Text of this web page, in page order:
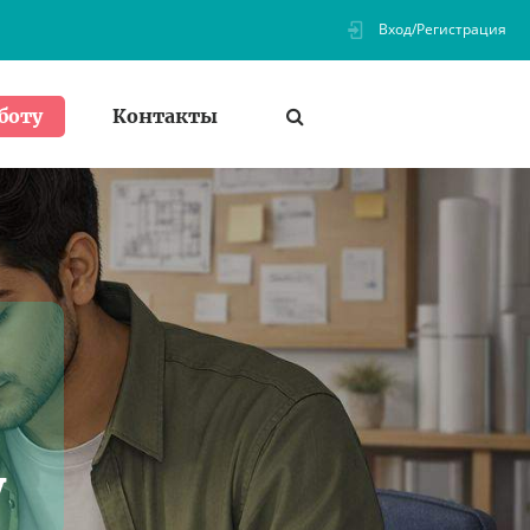
Вход/Регистрация
Контакты